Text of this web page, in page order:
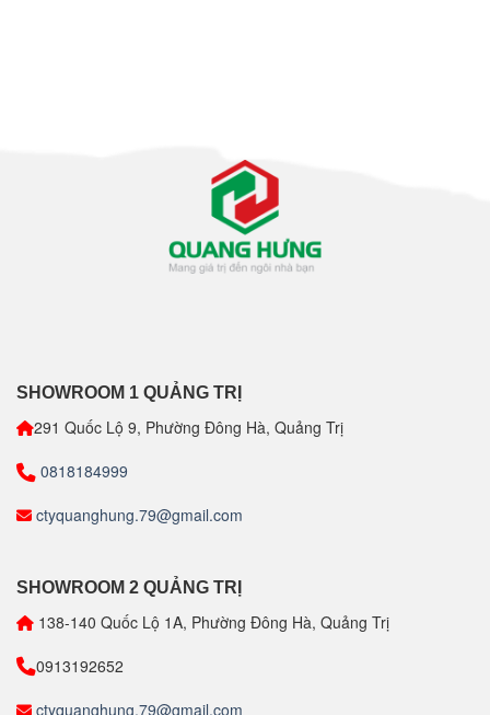
SHOWROOM 1 QUẢNG TRỊ
291 Quốc Lộ 9, Phường Đông Hà, Quảng Trị
0818184999
ctyquanghung.79@gmail.com
SHOWROOM 2 QUẢNG TRỊ
138-140 Quốc Lộ 1A, Phường Đông Hà, Quảng Trị
0913192652
ctyquanghung.79@gmail.com